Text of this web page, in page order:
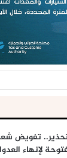
تفويض
لإنهاء